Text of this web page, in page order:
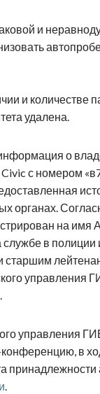
и
и количестве
удалена.
о
с номером
органах.
на имя
службе в полиции
управления
управления
в
.